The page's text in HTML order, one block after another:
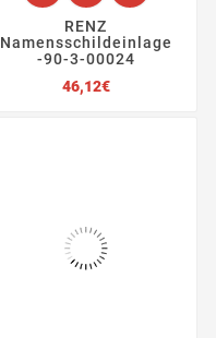
RENZ
Namensschildeinlage
-90-3-00024
46,12€Preis